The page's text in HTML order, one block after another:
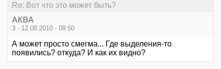
Re: Вот что это может быть?
АКВА
3 - 12.08.2010 - 09:50
А может просто смегма... Где выделения-то
появились? откуда? И как их видно?